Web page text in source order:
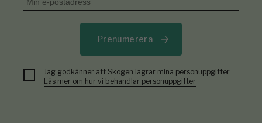
Prenumerera
Jag godkänner att Skogen lagrar mina personuppgifter.
Läs mer om hur vi behandlar personuppgifter